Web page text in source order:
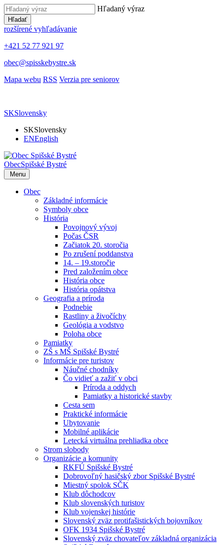
Hľadaný výraz
Hľadať
rozšírené vyhľadávanie
+421 52 77 921 97
obec@spisskebystre.sk
Mapa webu RSS Verzia pre seniorov
SKSlovensky
SKSlovensky
ENEnglish
ObecSpišské Bystré
Menu
Obec
Základné informácie
Symboly obce
História
Povojnový vývoj
Počas ČSR
Začiatok 20. storočia
Po zrušení poddanstva
14. – 19.storočie
Pred založením obce
História obce
História opátstva
Geografia a príroda
Podnebie
Rastliny a živočíchy
Geológia a vodstvo
Poloha obce
Pamiatky
ZŠ s MŠ Spišské Bystré
Informácie pre turistov
Náučné chodníky
Čo vidieť a zažiť v obci
Príroda a oddych
Pamiatky a historické stavby
Cesta sem
Praktické informácie
Ubytovanie
Mobilné aplikácie
Letecká virtuálna prehliadka obce
Strom slobody
Organizácie a komunity
RKFÚ Spišské Bystré
Dobrovoľný hasičský zbor Spišské Bystré
Miestný spolok SČK
Klub dôchodcov
Klub slovenských turistov
Klub vojenskej histórie
Slovenský zväz protifašistických bojovníkov
OFK 1934 Spišské Bystré
Slovenský zväz chovateľov základná organizácia